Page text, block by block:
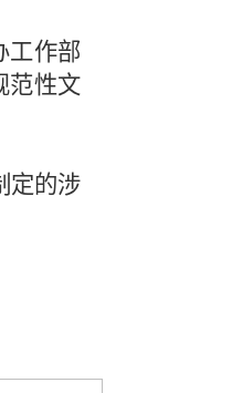
工作部
范性文
定的涉